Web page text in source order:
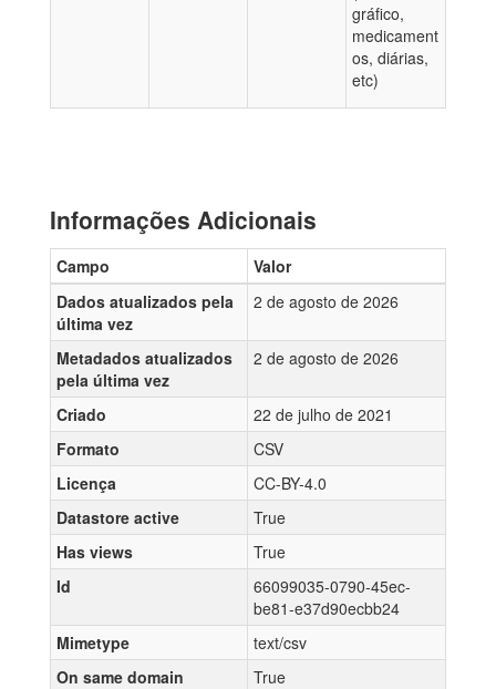
gráfico,
medicament
os, diárias,
etc)
Informações Adicionais
Campo
Valor
Dados atualizados pela
última vez
2 de agosto de 2026
Metadados atualizados
pela última vez
2 de agosto de 2026
Criado
22 de julho de 2021
Formato
CSV
Licença
CC-BY-4.0
Datastore active
True
Has views
True
Id
66099035-0790-45ec-
be81-e37d90ecbb24
Mimetype
text/csv
On same domain
True